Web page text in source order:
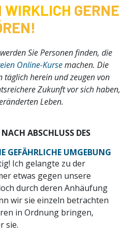
WIRKLICH GERNE
Sie Personen finden, die
Online-Kursemachen. Die
täglich herein und zeugen von
Zukunft vor sich haben,
Leben.
ABSCHLUSS DES
GEFÄHRLICHE UMGEBUNG
Ich gelangte zu der
etwas gegen unsere
durch deren Anhäufung
wir sie einzeln betrachten
in Ordnung bringen,
sie.